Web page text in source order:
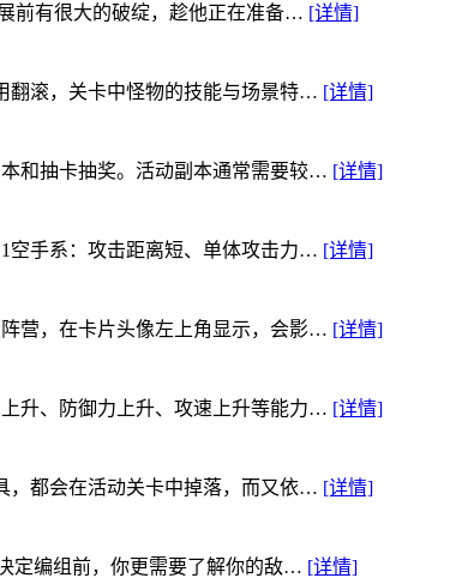
前有很大的破绽，趁他正在准备… [详情]
翻滚，关卡中怪物的技能与场景特… [详情]
和抽卡抽奖。活动副本通常需要较… [详情]
空手系：攻击距离短、单体攻击力… [详情]
营，在卡片头像左上角显示，会影… [详情]
升、防御力上升、攻速上升等能力… [详情]
，都会在活动关卡中掉落，而又依… [详情]
定编组前，你更需要了解你的敌… [详情]